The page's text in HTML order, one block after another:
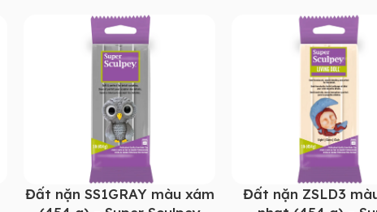
Đất nặn SS1GRAY màu xám
Đất nặn ZSLD3